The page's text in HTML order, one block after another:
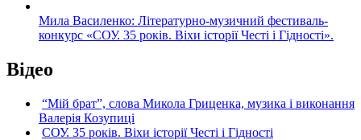
Мила Василенко: Літературно-музичний фестиваль-
конкурс «СОУ. 35 років. Віхи історії Честі і Гідності».
Відео
“Мій брат”, слова Микола Гриценка, музика і виконання
Валерія Козупиці
СОУ. 35 років. Віхи історії Честі і Гідності